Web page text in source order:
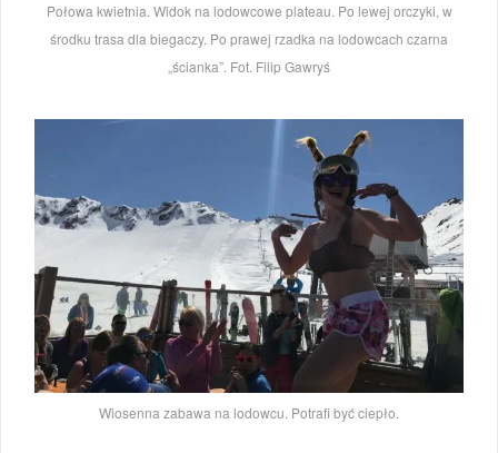
Połowa kwietnia. Widok na lodowcowe plateau. Po lewej orczyki, w
środku trasa dla biegaczy. Po prawej rzadka na lodowcach czarna
„ścianka”. Fot. Filip Gawryś
Wiosenna zabawa na lodowcu. Potrafi być ciepło.